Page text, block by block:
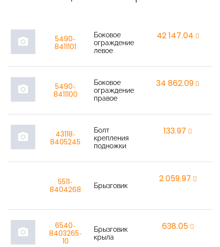
photo_camera
5490-
8411101
Боковое
ограждение
левое
42 147,04
photo_camera
5490-
8411100
Боковое
ограждение
правое
34 862,09
photo_camera
43118-
8405245
Болт
крепления
подножки
133,97
5511-
8404268
Брызговик
2 059,97
photo_camera
6540-
8403265-
10
Брызговик
крыла
638,05